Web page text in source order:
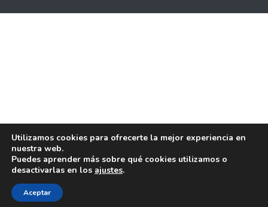
Utilizamos cookies para ofrecerte la mejor experiencia en
nuestra web.
Puedes aprender más sobre qué cookies utilizamos o
desactivarlas en los ajustes.
Aceptar